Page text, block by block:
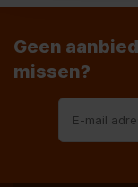
Geen
missen?